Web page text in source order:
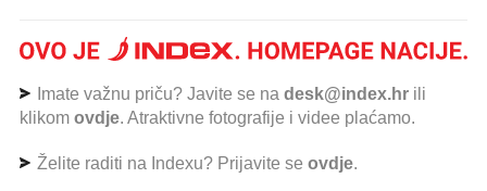
Imate važnu priču? Javite se na desk@index.hr ili
klikom ovdje. Atraktivne fotografije i videe plaćamo.
Želite raditi na Indexu? Prijavite se ovdje.